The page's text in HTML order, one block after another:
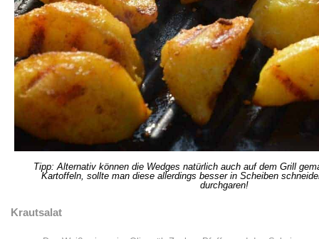
Tipp: Alternativ können die Wedges natürlich auch auf dem Grill
Kartoffeln, sollte man diese allerdings besser in Scheiben
durchgaren!
Krautsalat